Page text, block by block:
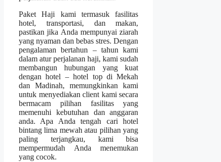
Paket Haji kami termasuk fasilitas
hotel, transportasi, dan makan,
pastikan jika Anda mempunyai ziarah
yang nyaman dan bebas stres. Dengan
pengalaman bertahun – tahun kami
dalam atur perjalanan haji, kami sudah
membangun hubungan yang kuat
dengan hotel – hotel top di Mekah
dan Madinah, memungkinkan kami
untuk menyediakan client kami secara
bermacam pilihan fasilitas yang
memenuhi kebutuhan dan anggaran
anda. Apa Anda tengah cari hotel
bintang lima mewah atau pilihan yang
paling terjangkau, kami bisa
mempermudah Anda menemukan
yang cocok.